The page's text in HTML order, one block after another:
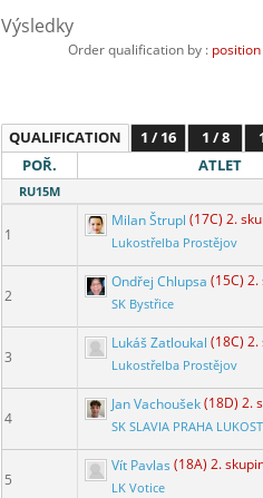
Výsledky
Order qualification by : position
QUALIFICATION 1 / 16 1 / 8
POŘ.
ATLET
RU15M
1
Milan Štrupl (17C) 2.
Lukostřelba Prostějov
2
Ondřej Chlupsa (15C) 2.
SK Bystřice
3
Lukáš Zatloukal (18C) 2.
Lukostřelba Prostějov
4
Jan Vachoušek(18D) 2.
SK SLAVIA PRAHA
5
Vít Pavlas (18A) 2.
LK Votice